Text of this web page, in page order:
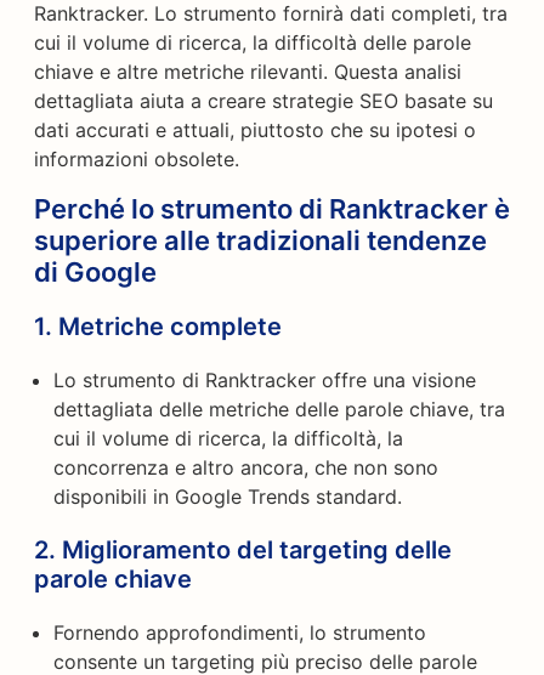
Ranktracker. Lo strumento fornirà dati completi, tra
cui il volume di ricerca, la difficoltà delle parole
chiave e altre metriche rilevanti. Questa analisi
dettagliata aiuta a creare strategie SEO basate su
dati accurati e attuali, piuttosto che su ipotesi o
informazioni obsolete.
Perché lo strumento di Ranktracker è
superiore alle tradizionali tendenze
di Google
1. Metriche complete
Lo strumento di Ranktracker offre una visione
dettagliata delle metriche delle parole chiave, tra
cui il volume di ricerca, la difficoltà, la
concorrenza e altro ancora, che non sono
disponibili in Google Trends standard.
2. Miglioramento del targeting delle
parole chiave
Fornendo approfondimenti, lo strumento
consente un targeting più preciso delle parole